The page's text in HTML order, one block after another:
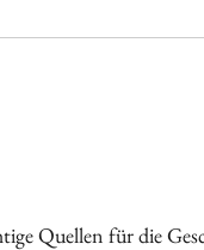
Quellen für die